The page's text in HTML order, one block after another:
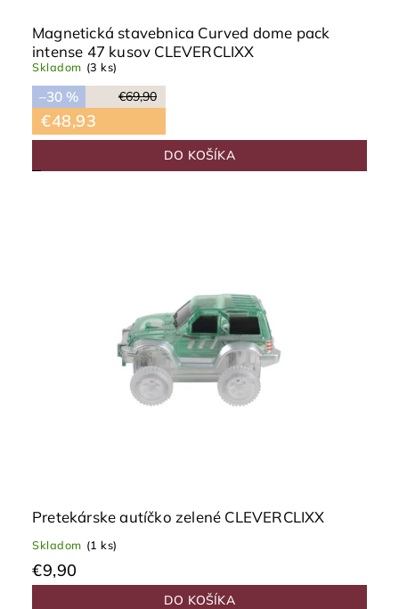
Magnetická stavebnica Curved dome pack
intense 47 kusov CLEVERCLIXX
Skladom (3 ks)
€69,90
–30 %
€48,93
DO KOŠÍKA
Pretekárske autíčko zelené CLEVERCLIXX
Skladom (1 ks)
€9,90
DO KOŠÍKA